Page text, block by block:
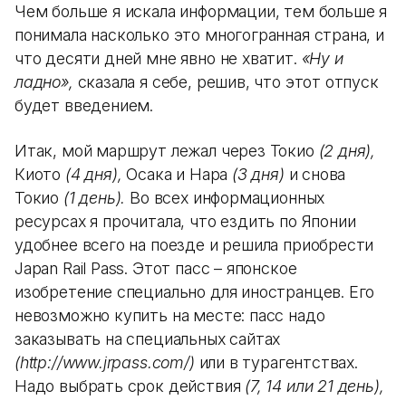
Чем больше я искала информации, тем больше я
понимала насколько это многогранная страна, и
что десяти дней мне явно не хватит. «Ну и
ладно», сказала я себе, решив, что этот отпуск
будет введением.
Итак, мой маршрут лежал через Токио (2 дня),
Киото (4 дня), Осака и Нара (3 дня) и снова
Токио (1 день). Во всех информационных
ресурсах я прочитала, что ездить по Японии
удобнее всего на поезде и решила приобрести
Japan Rail Pass. Этот пасс – японское
изобретение специально для иностранцев. Его
невозможно купить на месте: пасс надо
заказывать на специальных сайтах
(http://www.jrpass.com/) или в турагентствах.
Надо выбрать срок действия (7, 14 или 21 день),